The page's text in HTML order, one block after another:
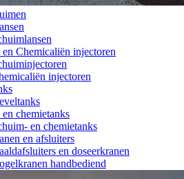
en Chemicaliën injectoren
injectoren
chemietanks
en chemietanks
en afsluiters
en doseerkranen
handbediend